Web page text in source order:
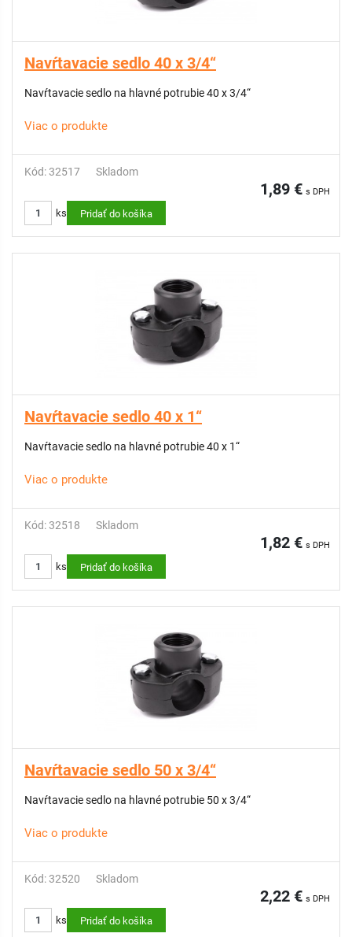
Navŕtavacie sedlo 40 x 3/4“
Navŕtavacie sedlo na hlavné potrubie 40 x 3/4“
Viac o produkte
Kód: 32517 Skladom
1,89 € s DPH
ks Pridať do košíka
Navŕtavacie sedlo 40 x 1“
Navŕtavacie sedlo na hlavné potrubie 40 x 1“
Viac o produkte
Kód: 32518 Skladom
1,82 € s DPH
ks Pridať do košíka
Navŕtavacie sedlo 50 x 3/4“
Navŕtavacie sedlo na hlavné potrubie 50 x 3/4“
Viac o produkte
Kód: 32520 Skladom
2,22 € s DPH
ks Pridať do košíka